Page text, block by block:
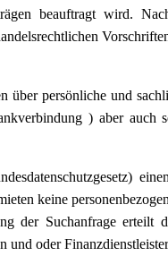
beauftragt wird.
über persönliche und
) aber auch
keine
der Suchanfrage
und oder